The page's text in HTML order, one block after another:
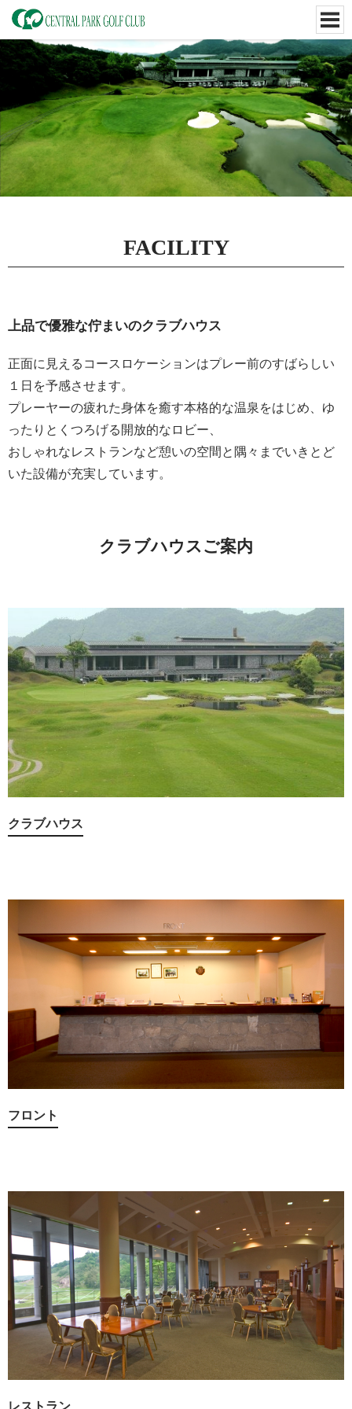
FACILITY
上品で優雅な佇まいのクラブハウス
正面に見えるコースロケーションはプレー前のすばらしい
１日を予感させます。
プレーヤーの疲れた身体を癒す本格的な温泉をはじめ、ゆ
ったりとくつろげる開放的なロビー、
おしゃれなレストランなど憩いの空間と隅々までいきとど
いた設備が充実しています。
クラブハウスご案内
クラブハウス
フロント